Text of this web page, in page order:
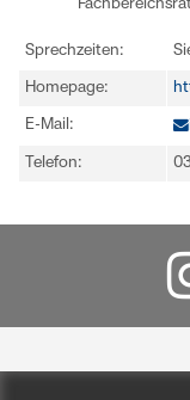
Fachbereichsrat
Sprechzeiten:
Homepage:
E-Mail:
Telefon: